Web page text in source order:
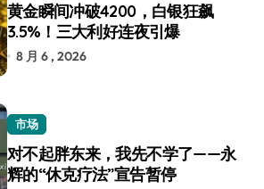
黄金瞬间冲破4200，白银狂飙
3.5%！三大利好连夜引爆
8 月 6 , 2026
市场
对不起胖东来，我先不学了——永
辉的“休克疗法”宣告暂停